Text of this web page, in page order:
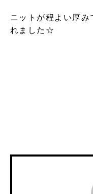
ニットが程よい厚み
れました☆